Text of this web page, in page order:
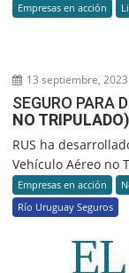
Empresas en acción
13 septiembre, 2023
SEGURO PARA
NO
RUS ha
Vehículo Aéreo no
Empresas en acción
Río Uruguay Seguros